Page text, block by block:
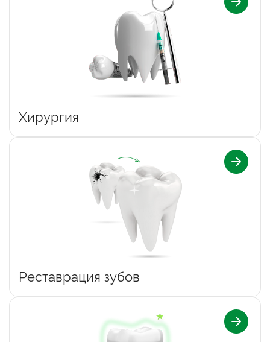
Хирургия
Реставрация зубов